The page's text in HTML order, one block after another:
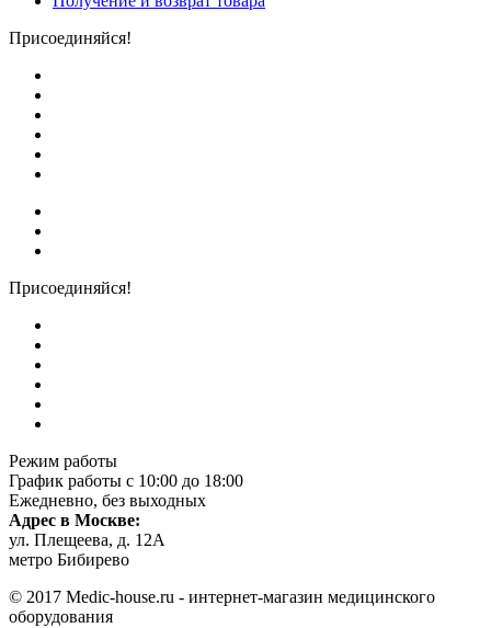
Присоединяйся!
Присоединяйся!
Режим работы
График работы с 10:00 до 18:00
Ежедневно, без выходных
Адрес в Москве:
ул. Плещеева, д. 12А
метро Бибирево
© 2017 Medic-house.ru - интернет-магазин медицинского
оборудования